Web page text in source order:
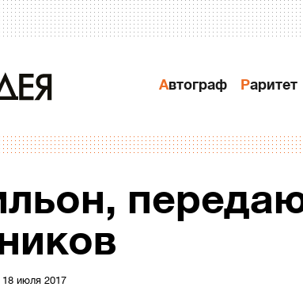
Автограф Раритет
18 июля 2017